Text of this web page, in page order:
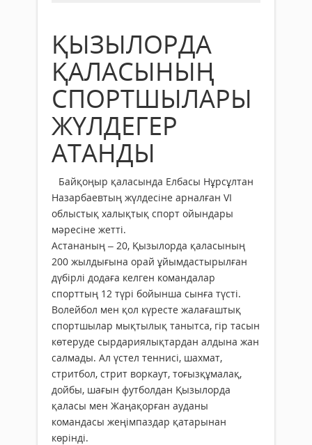
ҚЫЗЫЛОРДА
ҚАЛАСЫНЫҢ
СПОРТШЫЛАРЫ
ЖҮЛДЕГЕР
АТАНДЫ
Байқоңыр қаласында Елбасы Нұрсұлтан
Назарбаевтың жүлдесіне арналған VI
облыстық халықтық спорт ойындары
мәресіне жетті.
Астананың – 20, Қызылорда қаласының
200 жылдығына орай ұйымдастырылған
дүбірлі додаға келген командалар
спорттың 12 түрі бойынша сынға түсті.
Волейбол мен қол күресте жалағаштық
спортшылар мықтылық танытса, гір тасын
көтеруде сырдариялықтардан алдына жан
салмады. Ал үстел теннисі, шахмат,
стритбол, стрит воркаут, тоғызқұмалақ,
дойбы, шағын футболдан Қызылорда
қаласы мен Жаңақорған ауданы
командасы жеңімпаздар қатарынан
көрінді.